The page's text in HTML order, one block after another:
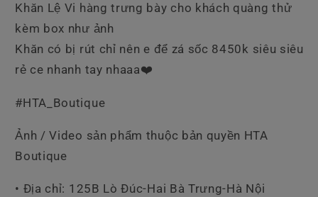
Khăn Lệ Vi hàng trưng bày cho khách quàng thử
kèm box như ảnh
Khăn có bị rút chỉ nên e để zá sốc 8450k siêu siêu
rẻ ce nhanh tay nhaaa❤️
#HTA_Boutique
Ảnh / Video sản phẩm thuộc bản quyền HTA
Boutique
• Địa chỉ: 125B Lò Đúc-Hai Bà Trưng-Hà Nội